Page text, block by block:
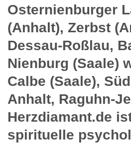
Osternienburger
(Anhalt), Zerbst
Dessau-Roßlau,
Nienburg (Saale)
Calbe (Saale),
Anhalt, Raguhn-
Herzdiamant.de
spirituelle